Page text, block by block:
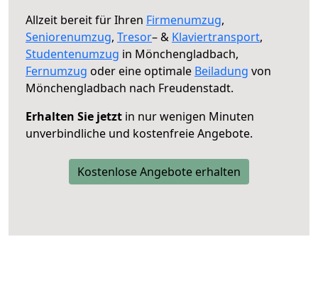
Allzeit bereit für Ihren Firmenumzug,
Seniorenumzug, Tresor– & Klaviertransport,
Studentenumzug in Mönchengladbach,
Fernumzug oder eine optimale Beiladung von
Mönchengladbach nach Freudenstadt.
Erhalten Sie jetzt in nur wenigen Minuten
unverbindliche und kostenfreie Angebote.
Kostenlose Angebote erhalten